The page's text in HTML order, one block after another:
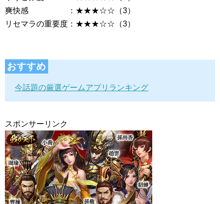
爽快感 ：★★★☆☆（3）
リセマラの重要度：★★★☆☆（3）
おすすめ
今話題の厳選ゲームアプリランキング
スポンサーリンク